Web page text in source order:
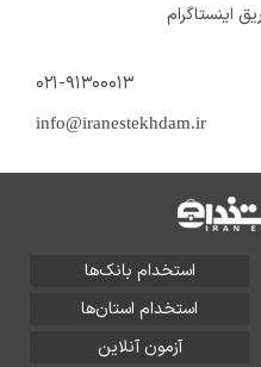
اینستاگرام
۰۲۱-۹۱۳۰۰۰۱۳
info@iranestekhdam.ir
استخدام بانک‌ها
استخدام استان‌ها
آزمون آنلاین